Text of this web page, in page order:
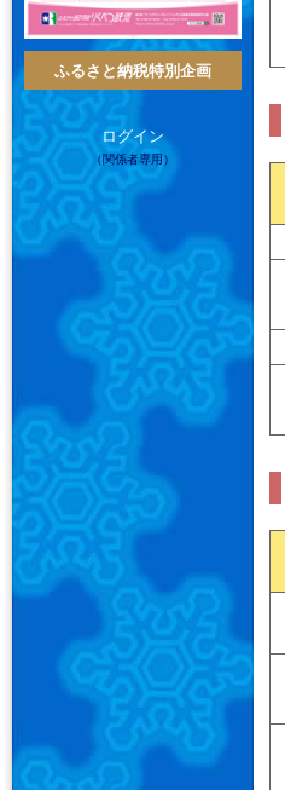
ふるさと納税特別企画
ログイン
（関係者専用）